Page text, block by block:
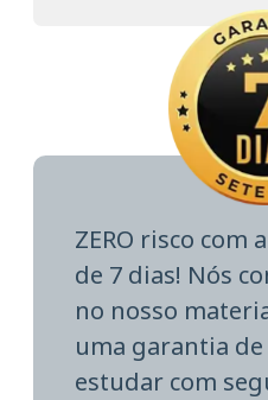
ZERO risco com
de 7 dias! Nós
no nosso
uma garantia de
estudar com